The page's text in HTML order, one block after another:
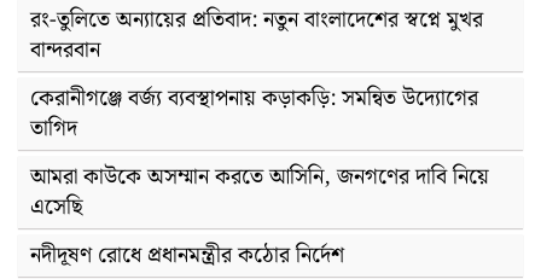
রং-তুলিতে অন্যায়ের প্রতিবাদ: নতুন বাংলাদেশের স্বপ্নে মুখর
বান্দরবান
কেরানীগঞ্জে বর্জ্য ব্যবস্থাপনায় কড়াকড়ি: সমন্বিত উদ্যোগের
তাগিদ
আমরা কাউকে অসম্মান করতে আসিনি, জনগণের দাবি নিয়ে
এসেছি
নদীদূষণ রোধে প্রধানমন্ত্রীর কঠোর নির্দেশ